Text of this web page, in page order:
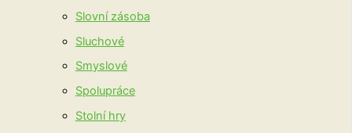
Slovní zásoba
Sluchové
Smyslové
Spolupráce
Stolní hry